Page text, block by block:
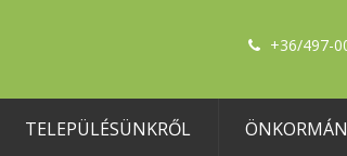
+36/497-
TELEPÜLÉSÜNKRŐL